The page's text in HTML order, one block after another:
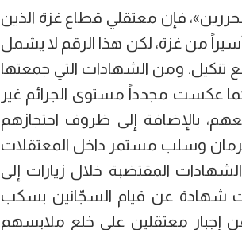
فإن معتقلي قطاع غزة الذين
يعرف عددهم الدقيق بعد (إسرائيل تعترف بوجود 2454 أسيراً من غزة، لكن هذا الرقم لا يشمل
ومن الشهادات التي جمعتها
عكست مجدداً مستوى الجرائم غير
بالإضافة إلى ظروف احتجازهم
وسلب مستمر داخل المعتقلات
المقتضبة خلال زيارات إلى
شهادة عن قيام السجّانين بسكب
إجبار معتقلين على خلع ملابسهم